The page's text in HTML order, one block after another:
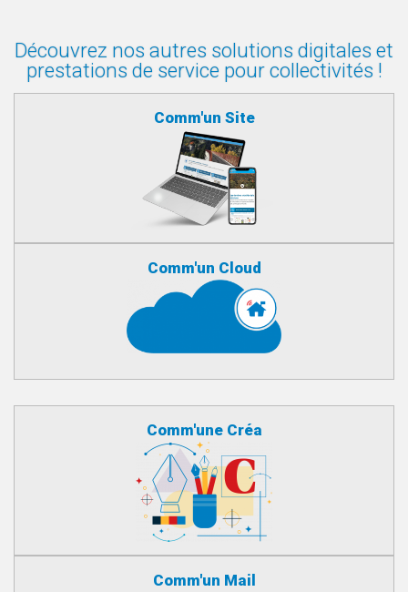
Découvrez nos autres solutions digitales et
prestations de service pour collectivités !
Comm'un Site
Comm'un Cloud
Comm'une Créa
Comm'un Mail